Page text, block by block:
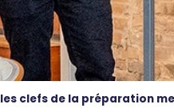
les clefs de la préparation